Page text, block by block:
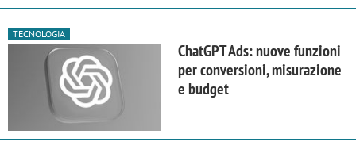
TECNOLOGIA
ChatGPT Ads: nuove funzioni
per conversioni, misurazione
e budget